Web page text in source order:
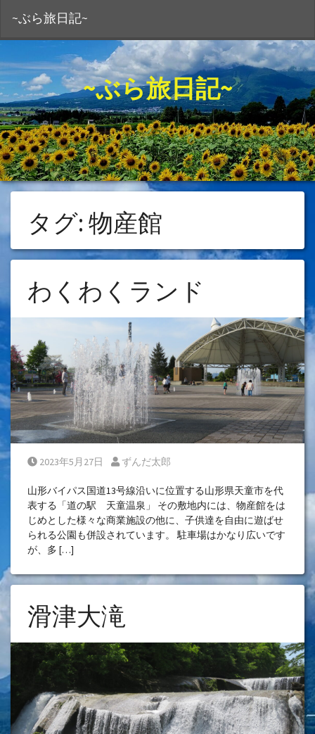
~ぶら旅日記~
~ぶら旅日記~
タグ: 物産館
わくわくランド
Posted on
2023年5月27日 Posted by
ずんだ太郎
山形バイパス国道13号線沿いに位置する山形県天童市を代
表する「道の駅 天童温泉」 その敷地内には、物産館をは
じめとした様々な商業施設の他に、子供達を自由に遊ばせ
られる公園も併設されています。 駐車場はかなり広いです
が、多 […]
滑津大滝